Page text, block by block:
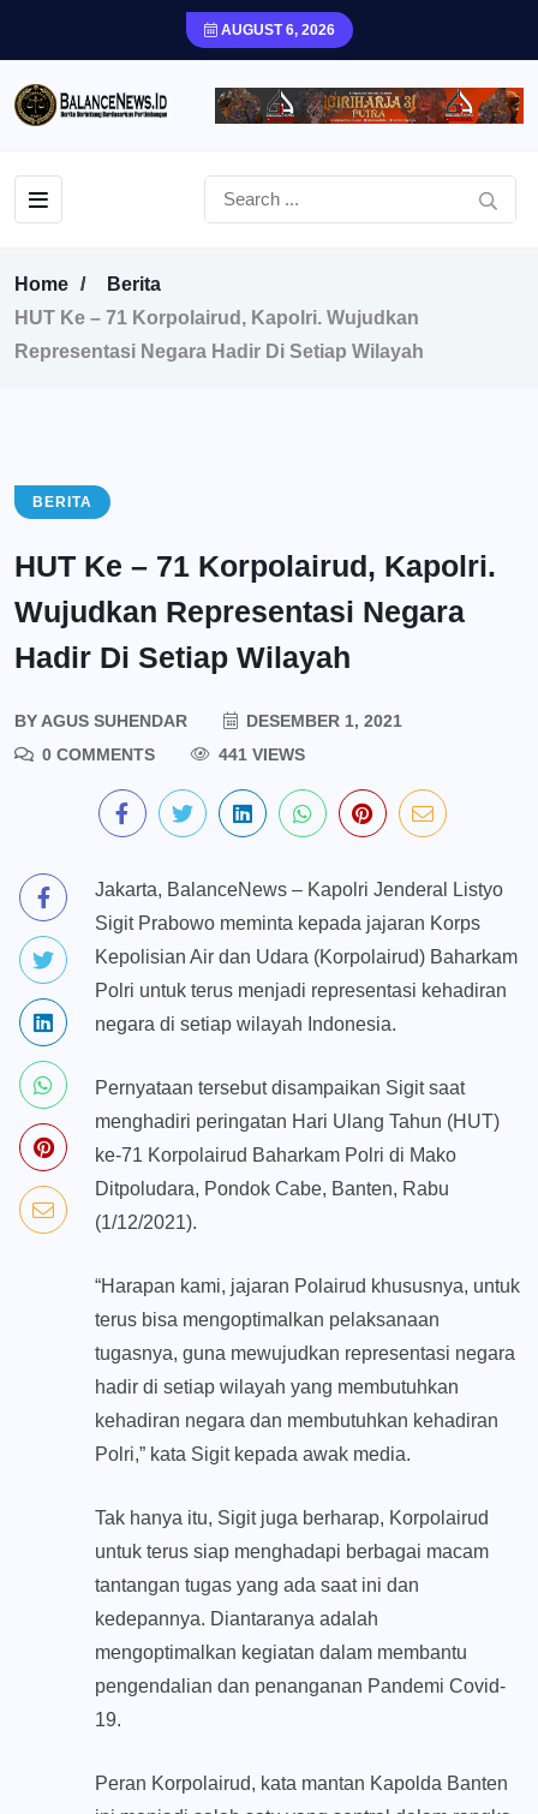
AUGUST 6, 2026
Home
Berita
HUT Ke – 71 Korpolairud, Kapolri. Wujudkan
Representasi Negara Hadir Di Setiap Wilayah
BERITA
HUT Ke – 71 Korpolairud, Kapolri.
Wujudkan Representasi Negara
Hadir Di Setiap Wilayah
BYAGUS SUHENDAR
DESEMBER 1, 2021
0 COMMENTS
441 VIEWS
Jakarta, BalanceNews – Kapolri Jenderal Listyo
Sigit Prabowo meminta kepada jajaran Korps
Kepolisian Air dan Udara (Korpolairud) Baharkam
Polri untuk terus menjadi representasi kehadiran
negara di setiap wilayah Indonesia.
Pernyataan tersebut disampaikan Sigit saat
menghadiri peringatan Hari Ulang Tahun (HUT)
ke-71 Korpolairud Baharkam Polri di Mako
Ditpoludara, Pondok Cabe, Banten, Rabu
(1/12/2021).
“Harapan kami, jajaran Polairud khususnya, untuk
terus bisa mengoptimalkan pelaksanaan
tugasnya, guna mewujudkan representasi negara
hadir di setiap wilayah yang membutuhkan
kehadiran negara dan membutuhkan kehadiran
Polri,” kata Sigit kepada awak media.
Tak hanya itu, Sigit juga berharap, Korpolairud
untuk terus siap menghadapi berbagai macam
tantangan tugas yang ada saat ini dan
kedepannya. Diantaranya adalah
mengoptimalkan kegiatan dalam membantu
pengendalian dan penanganan Pandemi Covid-
19.
Peran Korpolairud, kata mantan Kapolda Banten